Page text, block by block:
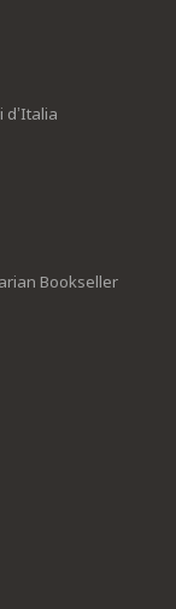
d’Italia
Bookseller